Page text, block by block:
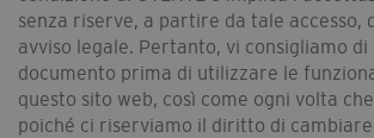
senza riserve, a partire da tale accesso,
avviso legale. Pertanto, vi consigliamo
documento prima di utilizzare le
questo sito web, così come ogni volta
poiché ci riserviamo il diritto di